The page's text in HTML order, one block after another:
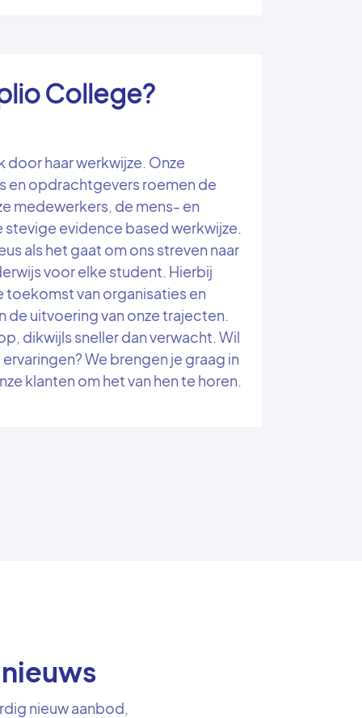
College?
door haar werkwijze. Onze
en opdrachtgevers roemen de
medewerkers, de mens- en
evidence based werkwijze.
als het gaat om ons streven naar
voor elke student. Hierbij
toekomst van organisaties en
de uitvoering van onze trajecten.
dikwijls sneller dan verwacht. Wil
We brengen je graag in
klanten om het van hen te horen.
nieuw aanbod,